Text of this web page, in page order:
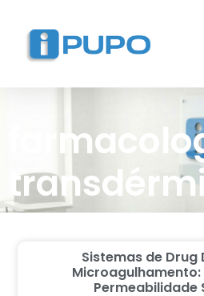
Sistemas de Drug
Microagulhamento:
Permeabilidade